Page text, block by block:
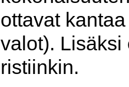
ottavat
valot). Lisäksi
ristiinkin.